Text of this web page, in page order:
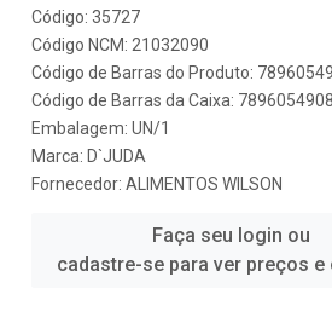
Código: 35727
Código NCM: 21032090
Código de Barras do Produto:
Código de Barras da Caixa:
Embalagem: UN/1
Marca: D`JUDA
Fornecedor: ALIMENTOS WILSON
Faça seu login ou
cadastre-se para ver preços e